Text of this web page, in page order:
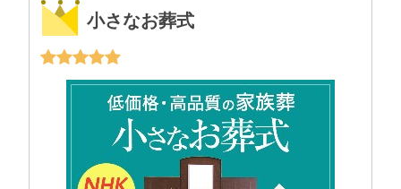
小さなお葬式